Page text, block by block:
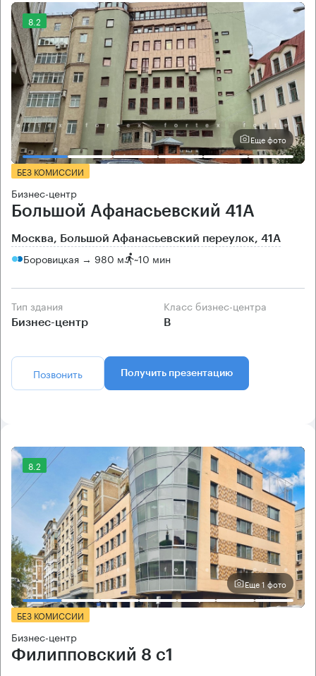
8.2
Еще фото
БЕЗ КОМИССИИ
Бизнес-центр
Большой Афанасьевский 41А
Москва, Большой Афанасьевский переулок, 41А
Боровицкая → 980 м ~10 мин
Тип здания
Бизнес-центр
Класс бизнес-центра
B
Позвонить Получить презентацию
8.2
Еще 1 фото
БЕЗ КОМИССИИ
Бизнес-центр
Филипповский 8 с1